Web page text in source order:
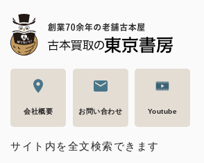
会社概要 お問い合わせ Youtube
サイト内を全文検索できます